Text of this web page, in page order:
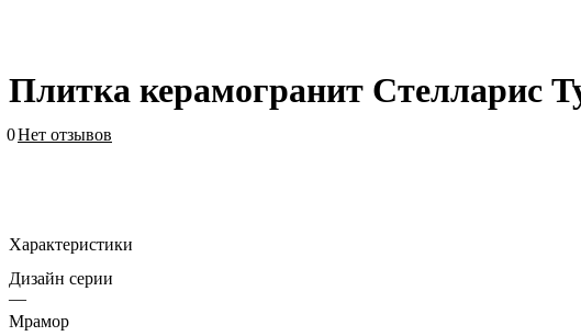
Плитка керамогранит Стелларис
0Нет отзывов
Характеристики
Дизайн серии
—
Мрамор